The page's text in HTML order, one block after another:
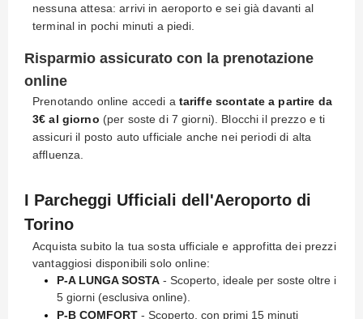
nessuna attesa: arrivi in aeroporto e sei già davanti al
terminal in pochi minuti a piedi.
Risparmio assicurato con la prenotazione
online
Prenotando online accedi a tariffe scontate a partire da
3€ al giorno (per soste di 7 giorni). Blocchi il prezzo e ti
assicuri il posto auto ufficiale anche nei periodi di alta
affluenza.
I Parcheggi Ufficiali dell'Aeroporto di
Torino
Acquista subito la tua sosta ufficiale e approfitta dei prezzi
vantaggiosi disponibili solo online:
P-A LUNGA SOSTA - Scoperto, ideale per soste oltre i
5 giorni (esclusiva online).
P-B COMFORT - Scoperto, con primi 15 minuti